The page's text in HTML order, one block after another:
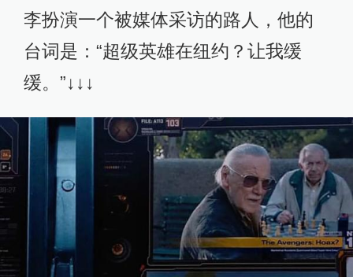
李扮演一个被媒体采访的路人，他的
台词是：“超级英雄在纽约？让我缓
缓。”↓↓↓